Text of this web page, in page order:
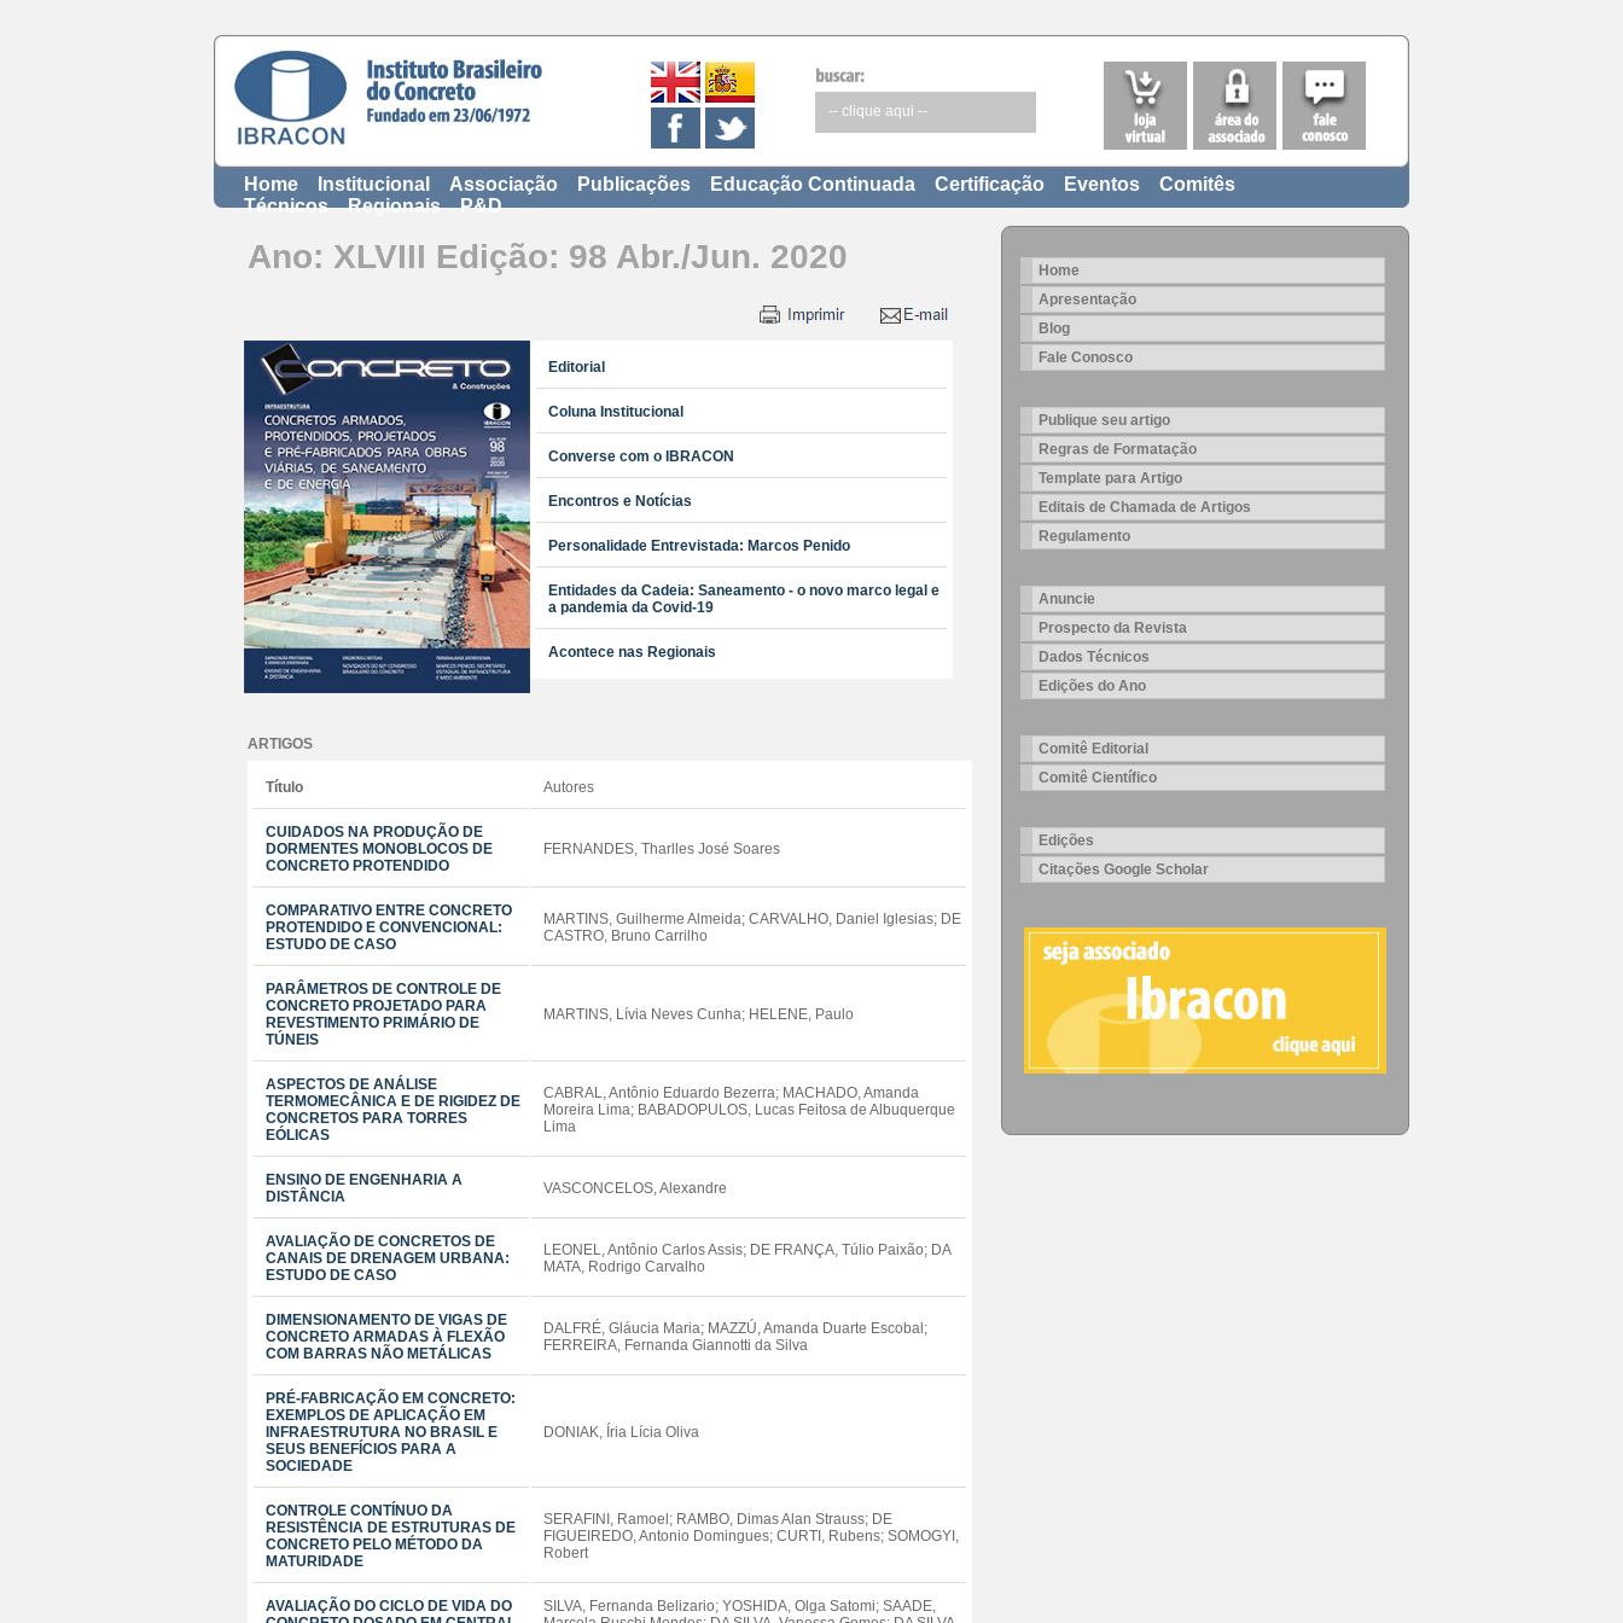
Home Institucional Associação Publicações Educação Continuada Certificação Eventos
Comitês
Técnicos
Regionais P&D
Ano: XLVIII Edição: 98 Abr./Jun. 2020
Editorial
Coluna Institucional
Converse com o IBRACON
Encontros e Notícias
Personalidade Entrevistada: Marcos Penido
Entidades da Cadeia: Saneamento - o novo marco legal e
a pandemia da Covid-19
Acontece nas Regionais
ARTIGOS
Título Autores
CUIDADOS NA PRODUÇÃO DE
DORMENTES MONOBLOCOS DE
CONCRETO PROTENDIDO
FERNANDES, Tharlles José Soares
COMPARATIVO ENTRE CONCRETO
PROTENDIDO E CONVENCIONAL:
ESTUDO DE CASO
MARTINS, Guilherme Almeida; CARVALHO, Daniel Iglesias; DE
CASTRO, Bruno Carrilho
PARÂMETROS DE CONTROLE DE
CONCRETO PROJETADO PARA
REVESTIMENTO PRIMÁRIO DE
TÚNEIS
MARTINS, Lívia Neves Cunha; HELENE, Paulo
ASPECTOS DE ANÁLISE
TERMOMECÂNICA E DE RIGIDEZ DE
CONCRETOS PARA TORRES
EÓLICAS
CABRAL, Antônio Eduardo Bezerra; MACHADO, Amanda
Moreira Lima; BABADOPULOS, Lucas Feitosa de Albuquerque
Lima
ENSINO DE ENGENHARIA A
DISTÂNCIA
VASCONCELOS, Alexandre
AVALIAÇÃO DE CONCRETOS DE
CANAIS DE DRENAGEM URBANA:
ESTUDO DE CASO
LEONEL, Antônio Carlos Assis; DE FRANÇA, Túlio Paixão; DA
MATA, Rodrigo Carvalho
DIMENSIONAMENTO DE VIGAS DE
CONCRETO ARMADAS À FLEXÃO
COM BARRAS NÃO METÁLICAS
DALFRÉ, Gláucia Maria; MAZZÚ, Amanda Duarte Escobal;
FERREIRA, Fernanda Giannotti da Silva
PRÉ-FABRICAÇÃO EM CONCRETO:
EXEMPLOS DE APLICAÇÃO EM
INFRAESTRUTURA NO BRASIL E
SEUS BENEFÍCIOS PARA A
SOCIEDADE
DONIAK, Íria Lícia Oliva
CONTROLE CONTÍNUO DA
RESISTÊNCIA DE ESTRUTURAS DE
CONCRETO PELO MÉTODO DA
MATURIDADE
SERAFINI, Ramoel; RAMBO, Dimas Alan Strauss; DE
FIGUEIREDO, Antonio Domingues; CURTI, Rubens; SOMOGYI,
Robert
AVALIAÇÃO DO CICLO DE VIDA DO
SILVA, Fernanda Belizario; YOSHIDA, Olga Satomi; SAADE,
Home
Apresentação
Blog
Fale Conosco
Publique seu artigo
Regras de Formatação
Template para Artigo
Editais de Chamada de Artigos
Regulamento
Anuncie
Prospecto da Revista
Dados Técnicos
Edições do Ano
Comitê Editorial
Comitê Científico
Edições
Citações Google Scholar